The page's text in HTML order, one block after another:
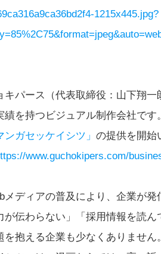
1215x445.jpg?
キパース（代表取締役：山下翔
績を持つビジュアル制作会社で
ンガセッケイシツ」 の提供を開始
www.guchokipers.com/
メディアの普及により、企業が
が伝わらない」「採用情報を読
を抱える企業も少なくありません